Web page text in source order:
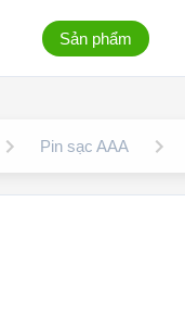
Sản phẩm
Pin sạc AAA